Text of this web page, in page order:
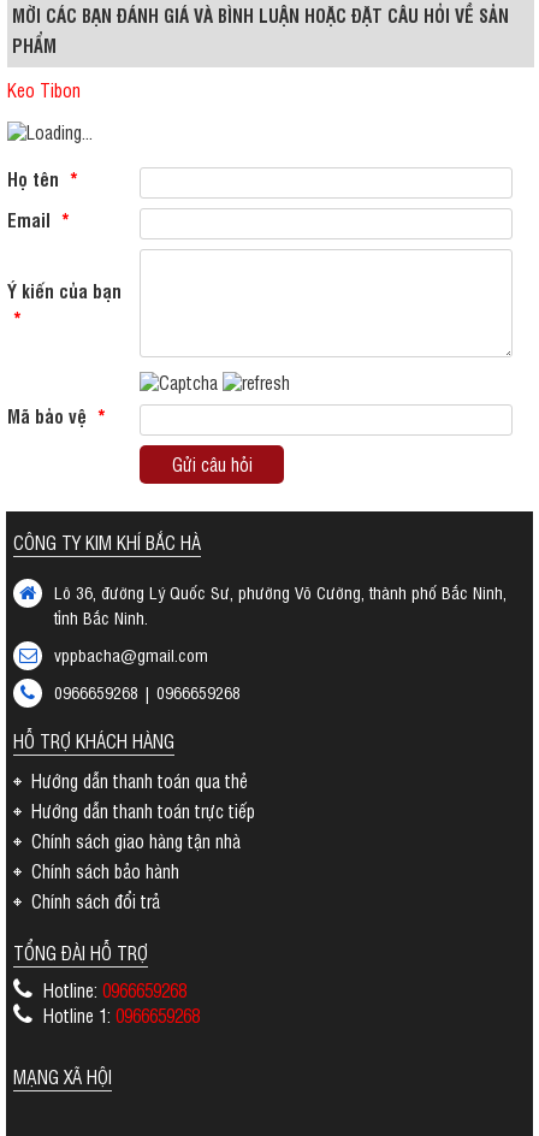
MỜI CÁC BẠN ĐÁNH GIÁ VÀ BÌNH LUẬN HOẶC ĐẶT CÂU HỎI VỀ SẢN
PHẨM
Keo Tibon
Họ tên *
Email *
Ý kiến của bạn
*
Mã bảo vệ *
Gửi câu hỏi
CÔNG TY KIM KHÍ BẮC HÀ
Lô 36, đường Lý Quốc Sư, phường Võ Cường, thành phố Bắc Ninh,
tỉnh Bắc Ninh.
vppbacha@gmail.com
0966659268 | 0966659268
HỖ TRỢ KHÁCH HÀNG
Hướng dẫn thanh toán qua thẻ
Hướng dẫn thanh toán trực tiếp
Chính sách giao hàng tận nhà
Chính sách bảo hành
Chính sách đổi trả
TỔNG ĐÀI HỖ TRỢ
Hotline: 0966659268
Hotline 1: 0966659268
MẠNG XÃ HỘI